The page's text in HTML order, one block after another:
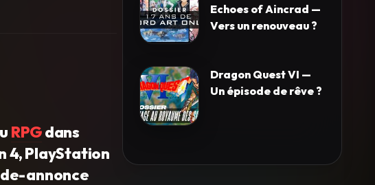
RPGdans
4, PlayStation
annonce
Echoes of Aincrad —
Vers un renouveau ?
Dragon Quest VI —
Un épisode de rêve ?